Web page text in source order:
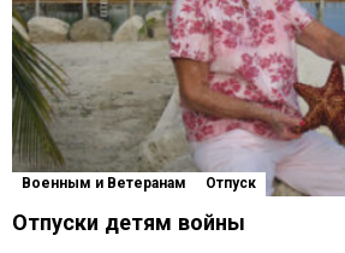
Военным и Ветеранам Отпуск
Отпуски детям войны